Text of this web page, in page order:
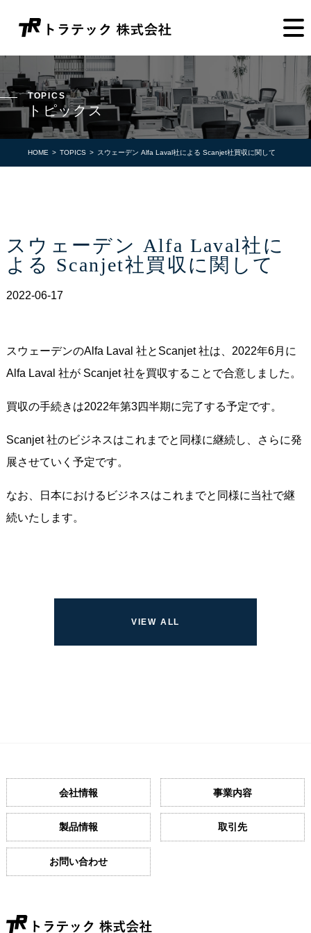
TOPICS
トピックス
HOME TOPICS スウェーデン Alfa Laval社による Scanjet社買収に関して
スウェーデン Alfa Laval社に
よる Scanjet社買収に関して
2022-06-17
スウェーデンのAlfa Laval 社とScanjet 社は、2022年6月に
Alfa Laval 社が Scanjet 社を買収することで合意しました。
買収の手続きは2022年第3四半期に完了する予定です。
Scanjet 社のビジネスはこれまでと同様に継続し、さらに発
展させていく予定です。
なお、日本におけるビジネスはこれまでと同様に当社で継
続いたします。
会社情報 事業内容
製品情報 取引先
お問い合わせ